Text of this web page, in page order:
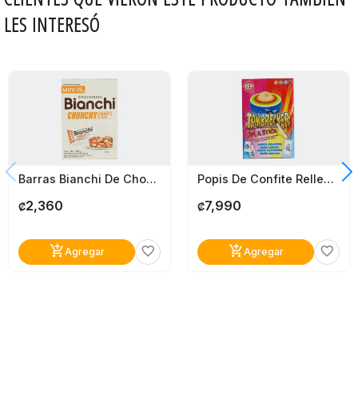
LES INTERESÓ
Barras Bianchi De Chocolate Blanco - Caramelo - Maní 300G
₡2,360
add_shopping_cartAgregar favorite_border
Popis De Confite Rellenos De Chicle Dulces Willy 15 Unidades
₡7,990
add_shopping_cartAgregar favorite_border